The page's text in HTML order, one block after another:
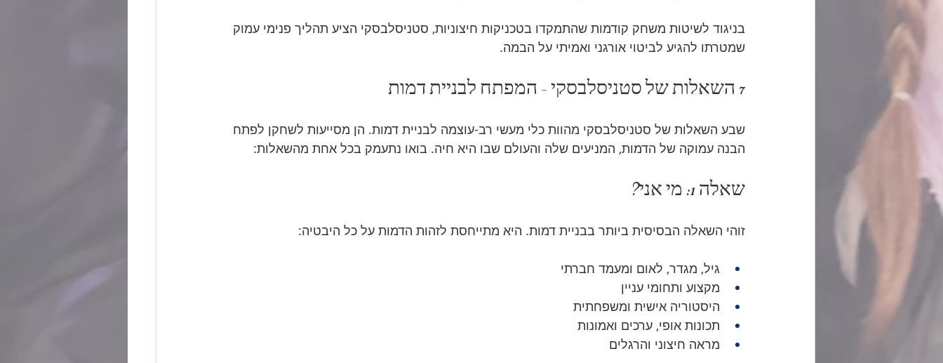
בניגוד לשיטות משחק קודמות שהתמקדו בטכניקות חיצוניות, סטניסלבסקי הציע תהליך פנימי עמוק
שמטרתו להגיע לביטוי אורגני ואמיתי על הבמה.
7 השאלות של סטניסלבסקי - המפתח לבניית דמות
שבע השאלות של סטניסלבסקי מהוות כלי מעשי רב-עוצמה לבניית דמות. הן מסייעות לשחקן לפתח
הבנה עמוקה של הדמות, המניעים שלה והעולם שבו היא חיה. בואו נתעמק בכל אחת מהשאלות:
שאלה 1: מי אני?
זוהי השאלה הבסיסית ביותר בבניית דמות. היא מתייחסת לזהות הדמות על כל היבטיה:
גיל, מגדר, לאום ומעמד חברתי
מקצוע ותחומי עניין
היסטוריה אישית ומשפחתית
תכונות אופי, ערכים ואמונות
מראה חיצוני והרגלים